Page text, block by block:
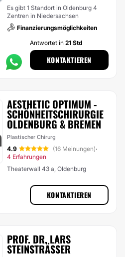
Es gibt 1 Standort in Oldenburg 4
Zentren in Niedersachsen
Finanzierungsmöglichkeiten
Antwortet in 21 Std
KONTAKTIEREN
AESTHETIC OPTIMUM -
SCHÖNHEITSCHIRURGIE
OLDENBURG & BREMEN
Plastischer Chirurg
4.9 (16 Meinungen)·
4 Erfahrungen
Theaterwall 43 a, Oldenburg
KONTAKTIEREN
PROF. DR. LARS
STEINSTRÄSSER